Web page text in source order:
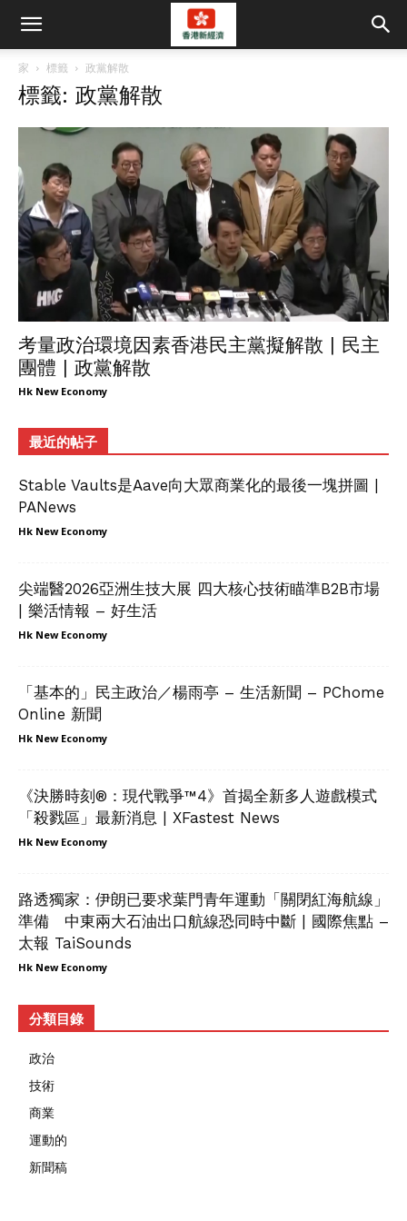
家 標籤 政黨解散
標籤: 政黨解散
考量政治環境因素香港民主黨擬解散 | 民主
團體 | 政黨解散
Hk New Economy
最近的帖子
Stable Vaults是Aave向大眾商業化的最後一塊拼圖 |
PANews
Hk New Economy
尖端醫2026亞洲生技大展 四大核心技術瞄準B2B市場
| 樂活情報 – 好生活
Hk New Economy
「基本的」民主政治／楊雨亭 – 生活新聞 – PChome
Online 新聞
Hk New Economy
《決勝時刻®：現代戰爭™4》首揭全新多人遊戲模式
「殺戮區」最新消息 | XFastest News
Hk New Economy
路透獨家：伊朗已要求葉門青年運動「關閉紅海航線」
準備 中東兩大石油出口航線恐同時中斷 | 國際焦點 –
太報 TaiSounds
Hk New Economy
分類目錄
政治
技術
商業
運動的
新聞稿